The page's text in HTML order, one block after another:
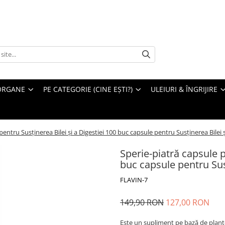
PE CATEGORIE (CINE EȘTI?) ULEIURI & ÎNGRIJIRE
Susținerea Bilei și a Digestiei 100 buc capsule pentru Susținerea Bilei
Sperie-piatră capsule
buc capsule pentru
FLAVIN-7
149,90 RON 127,00 RON
Este un supliment pe bază de